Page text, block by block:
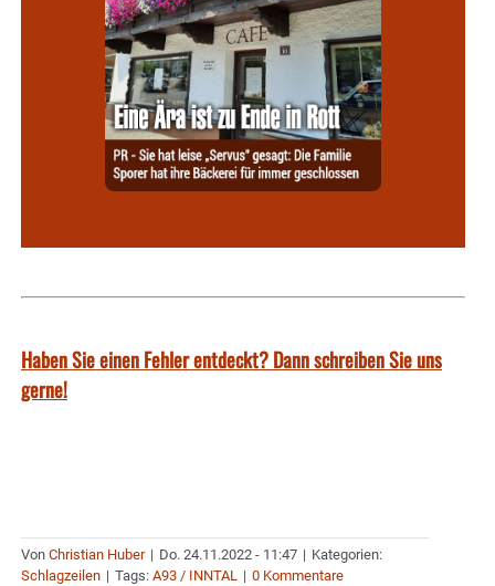
Haben Sie einen Fehler entdeckt? Dann schreiben Sie uns
gerne!
Von Christian Huber | Do. 24.11.2022 - 11:47 | Kategorien:
Schlagzeilen | Tags: A93 / INNTAL | 0 Kommentare